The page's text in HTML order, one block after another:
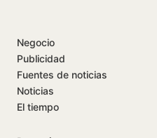
Negocio
Publicidad
Fuentes de noticias
Noticias
El tiempo